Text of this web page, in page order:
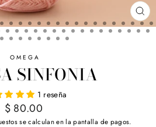
OMEGA
SINFONIA
1 reseña
Precio
habitual
$ 80.00
se calculan en la pantalla de pagos.